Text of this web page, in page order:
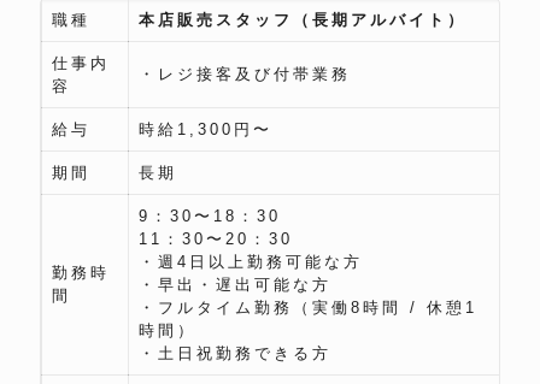
職種 本店販売スタッフ（長期アルバイト）
仕事内
容
・レジ接客及び付帯業務
給与 時給1,300円〜
期間 長期
勤務時
間
9：30〜18：30
11：30〜20：30
・週4日以上勤務可能な方
・早出・遅出可能な方
・フルタイム勤務（実働8時間 / 休憩1
時間）
・土日祝勤務できる方